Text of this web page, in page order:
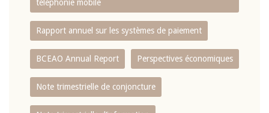
téléphonie mobile
Rapport annuel sur les systèmes de paiement
BCEAO Annual Report Perspectives économiques
Note trimestrielle de conjoncture